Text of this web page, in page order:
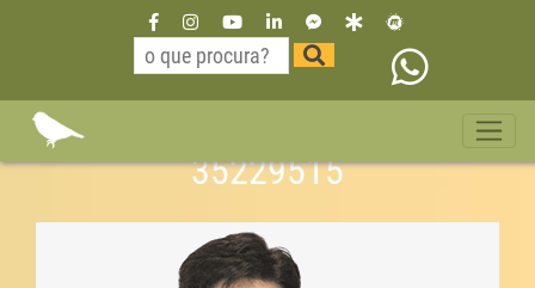
Dr Willian Neurologista São
35229515